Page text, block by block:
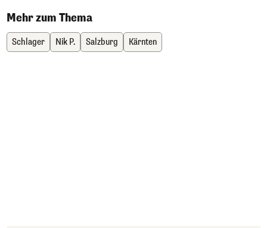
Mehr zum Thema
Schlager Nik P. Salzburg Kärnten